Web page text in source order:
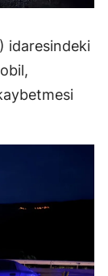
idaresindeki